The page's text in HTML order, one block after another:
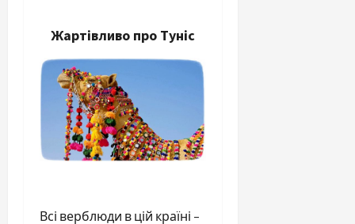
Жартівливо про Туніс
Всі верблюди в цій країні –